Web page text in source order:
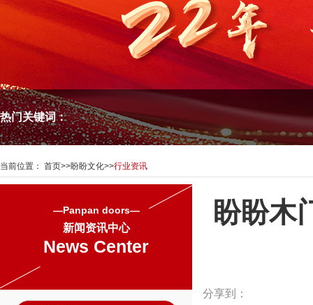
热门关键词：
当前位置： 首页>>盼盼文化>>行业资讯
—Panpan doors—
新闻资讯中心
News Center
盼盼木
分享到：